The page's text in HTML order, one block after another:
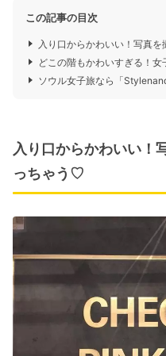
この記事の目次
入り口からかわいい！写真
どこの階もかわいすぎる！女
ソウル女子旅なら「
入り口からかわいい！
っちゃう♡